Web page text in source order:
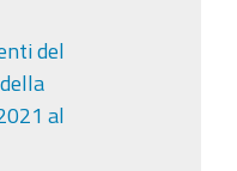
del
al